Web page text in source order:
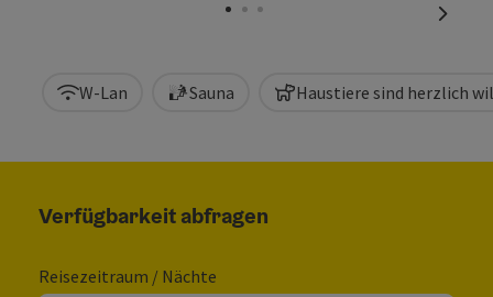
W-Lan Sauna Haustiere sind herzlich
Verfügbarkeit abfragen
Reisezeitraum / Nächte